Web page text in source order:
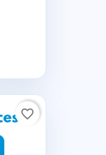
favorite_border